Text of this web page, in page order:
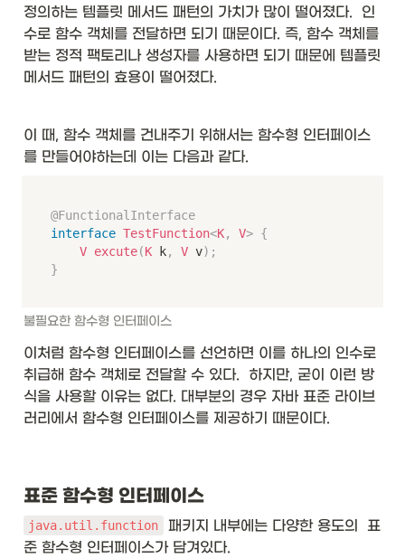
정의하는 템플릿 메서드 패턴의 가치가 많이 떨어졌다.  인
수로 함수 객체를 전달하면 되기 때문이다. 즉, 함수 객체를
받는 정적 팩토리나 생성자를 사용하면 되기 때문에 템플릿
메서드 패턴의 효용이 떨어졌다.
이 때, 함수 객체를 건내주기 위해서는 함수형 인터페이스
를 만들어야하는데 이는 다음과 같다.
@FunctionalInterface
interface TestFunction<K, V> {
V excute(K k, V v) ;
}
불필요한 함수형 인터페이스
이처럼 함수형 인터페이스를 선언하면 이를 하나의 인수로
취급해 함수 객체로 전달할 수 있다.  하지만, 굳이 이런 방
식을 사용할 이유는 없다. 대부분의 경우 자바 표준 라이브
러리에서 함수형 인터페이스를 제공하기 때문이다.
표준 함수형 인터페이스
java.util.function
패키지 내부에는 다양한 용도의  표
준 함수형 인터페이스가 담겨있다.